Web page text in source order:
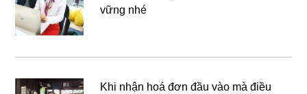
vững nhé
Khi nhận hoá đơn đầu vào mà điều